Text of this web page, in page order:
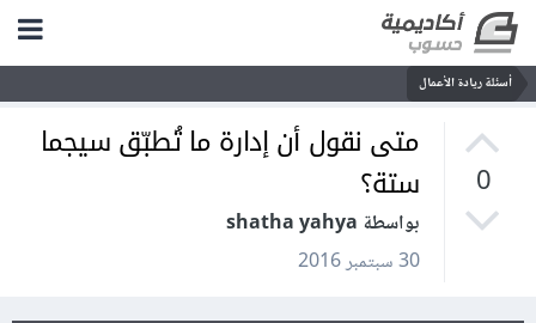
أسئلة ريادة الأعمال
0
متى نقول أن إدارة ما تُطبّق سيجما
ستة؟
بواسطة shatha yahya
30 سبتمبر 2016